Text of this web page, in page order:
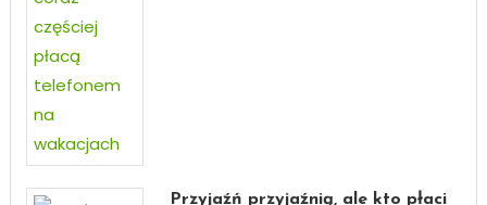
Przyjaźń przyjaźnią, ale kto płaci